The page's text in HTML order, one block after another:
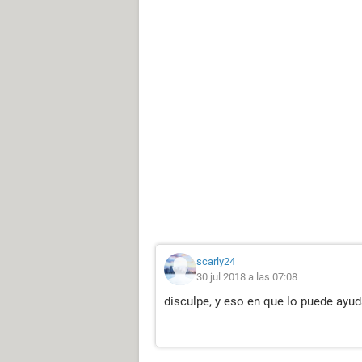
scarly24
30 jul 2018 a las 07:08
disculpe, y eso en que lo puede